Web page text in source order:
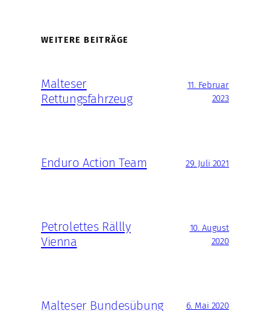
WEITERE BEITRÄGE
Malteser
Rettungsfahrzeug
11. Februar
2023
Enduro Action Team 29. Juli 2021
Petrolettes Rällly
Vienna
10. August
2020
Malteser Bundesübung 6. Mai 2020